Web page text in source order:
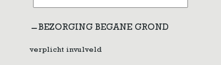
BEZORGING BEGANE GROND
verplicht invulveld